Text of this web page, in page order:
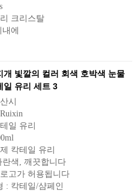
크리스탈
에
개 빛깔의 컬러 회색 호박색 눈물
일 유리 세트 3
시
일 유리
칵테일 유리
색, 깨끗합니다
고가 허용됩니다
: 칵테일/샴페인